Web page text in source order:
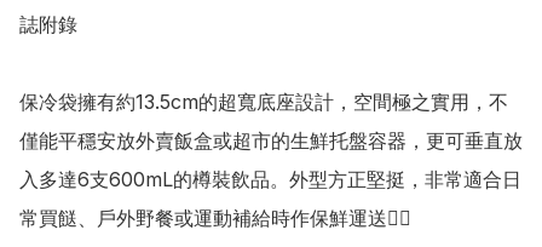
誌附錄
保冷袋擁有約13.5cm的超寬底座設計，空間極之實用，不
僅能平穩安放外賣飯盒或超市的生鮮托盤容器，更可垂直放
入多達6支600mL的樽裝飲品。外型方正堅挺，非常適合日
常買餸、戶外野餐或運動補給時作保鮮運送👍🏻